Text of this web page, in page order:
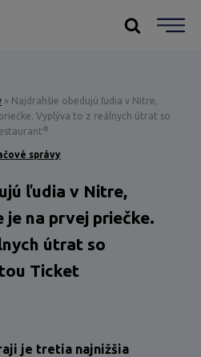
» Najdrahšie obedujú ľudia v Nitre,
Vyplýva to z reálnych útrat so
®
správy
ľudia v Nitre,
je na prvej priečke.
útrat so
Ticket
je tretia najnižšia